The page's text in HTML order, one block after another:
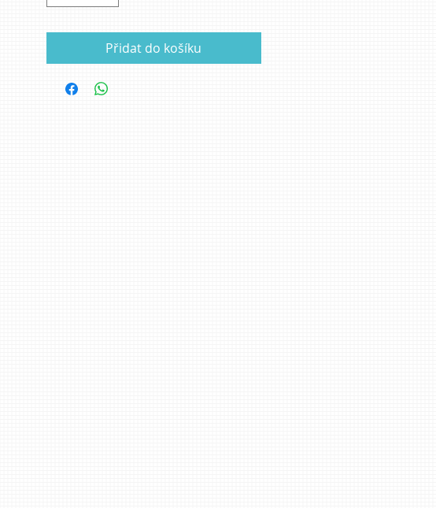
Přidat do košíku